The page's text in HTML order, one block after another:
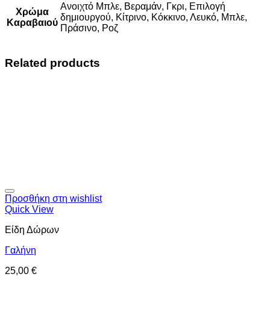
Χρώμα
Καραβαιού
Ανοιχτό Μπλε, Βεραμάν, Γκρι, Επιλογή
δημιουργού, Κίτρινο, Κόκκινο, Λευκό, Μπλε,
Πράσινο, Ροζ
Related products
Προσθήκη στη wishlist
Quick View
Είδη Δώρων
Γαλήνη
25,00 €